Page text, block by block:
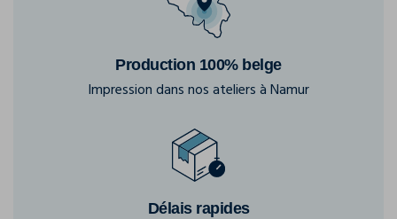
Production 100% belge
Impression dans nos ateliers à Namur
Délais rapides